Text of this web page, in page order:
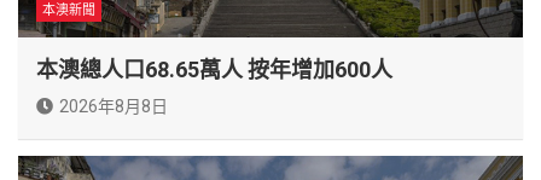
本澳新聞
本澳總人口68.65萬人 按年增加600人
2026年8月8日